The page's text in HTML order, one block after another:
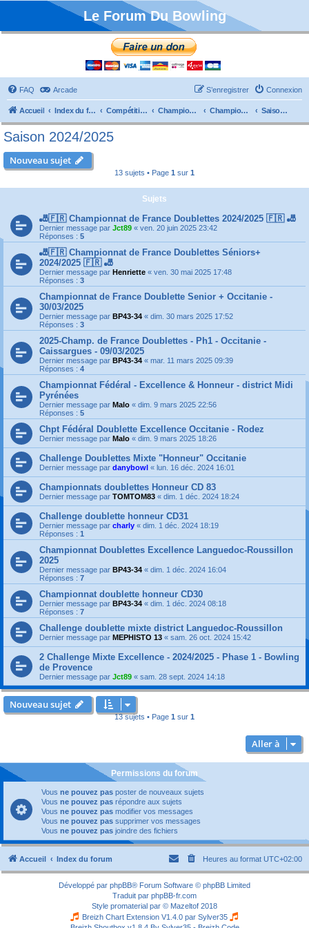
Le Forum Du Bowling
FAQ Arcade Connexion
S’enregistrer
Accueil Index du forum Compétitions Championnats de France Championnat Doublettes Saison 2024/2025
Saison 2024/2025
Nouveau sujet
13 sujets • Page 1 sur 1
Sujets
🎳🇫🇷 Championnat de France Doublettes 2024/2025 🇫🇷 🎳
Dernier message par Jct89 « ven. 20 juin 2025 23:42
Réponses : 5
🎳🇫🇷 Championnat de France Doublettes Séniors+
2024/2025 🇫🇷 🎳
Dernier message par Henriette « ven. 30 mai 2025 17:48
Réponses : 3
Championnat de France Doublette Senior + Occitanie -
30/03/2025
Dernier message par BP43-34 « dim. 30 mars 2025 17:52
Réponses : 3
2025-Champ. de France Doublettes - Ph1 - Occitanie -
Caissargues - 09/03/2025
Dernier message par BP43-34 « mar. 11 mars 2025 09:39
Réponses : 4
Championnat Fédéral - Excellence & Honneur - district Midi
Pyrénées
Dernier message par Malo « dim. 9 mars 2025 22:56
Réponses : 5
Chpt Fédéral Doublette Excellence Occitanie - Rodez
Dernier message par Malo « dim. 9 mars 2025 18:26
Challenge Doublettes Mixte "Honneur" Occitanie
Dernier message par danybowl « lun. 16 déc. 2024 16:01
Championnats doublettes Honneur CD 83
Dernier message par TOMTOM83 « dim. 1 déc. 2024 18:24
Challenge doublette honneur CD31
Dernier message par charly « dim. 1 déc. 2024 18:19
Réponses : 1
Championnat Doublettes Excellence Languedoc-Roussillon
2025
Dernier message par BP43-34 « dim. 1 déc. 2024 16:04
Réponses : 7
Championnat doublette honneur CD30
Dernier message par BP43-34 « dim. 1 déc. 2024 08:18
Réponses : 7
Challenge doublette mixte district Languedoc-Roussillon
Dernier message par MEPHISTO 13 « sam. 26 oct. 2024 15:42
2 Challenge Mixte Excellence - 2024/2025 - Phase 1 - Bowling
de Provence
Dernier message par Jct89 « sam. 28 sept. 2024 14:18
Nouveau sujet
13 sujets • Page 1 sur 1
Aller à
Permissions du forum
Vous ne pouvez pas poster de nouveaux sujets
Vous ne pouvez pas répondre aux sujets
Vous ne pouvez pas modifier vos messages
Vous ne pouvez pas supprimer vos messages
Vous ne pouvez pas joindre des fichiers
Accueil Index du forum Heures au format UTC+02:00
Développé par phpBB® Forum Software © phpBB Limited
Traduit par phpBB-fr.com
Style promaterial par © Mazeltof 2018
Breizh Chart Extension V1.4.0 par Sylver35